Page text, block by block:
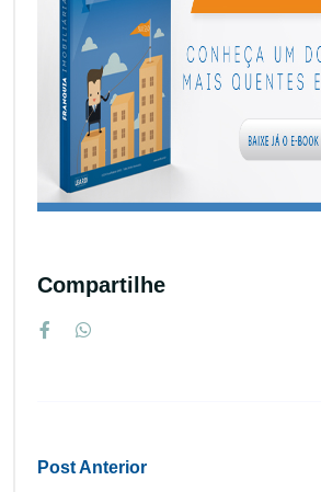
Compartilhe
Post Anterior